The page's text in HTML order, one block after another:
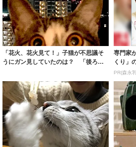
「花火、花火見て！」子猫が不思議そ
うにガン見していたのは？ 「後ろ後
専門家
くり」
PR(森永